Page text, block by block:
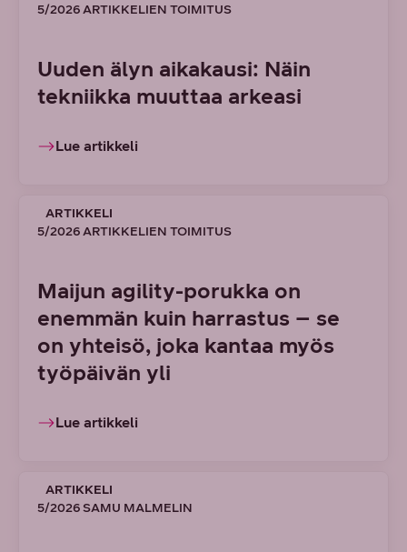
5/2026 ARTIKKELIEN TOIMITUS
Uuden älyn aikakausi: Näin
tekniikka muuttaa arkeasi
Lue artikkeli
ARTIKKELI
5/2026 ARTIKKELIEN TOIMITUS
Maijun agility-porukka on
enemmän kuin harrastus – se
on yhteisö, joka kantaa myös
työpäivän yli
Lue artikkeli
ARTIKKELI
5/2026 SAMU MALMELIN